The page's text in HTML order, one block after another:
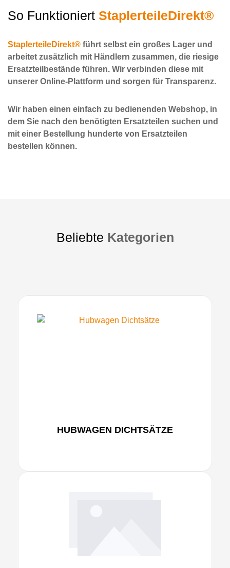
So Funktioniert StaplerteileDirekt®
StaplerteileDirekt® führt selbst ein großes Lager und
arbeitet zusätzlich mit Händlern zusammen, die riesige
Ersatzteilbestände führen. Wir verbinden diese mit
unserer Online-Plattform und sorgen für Transparenz.
Wir haben einen einfach zu bedienenden Webshop, in
dem Sie nach den benötigten Ersatzteilen suchen und
mit einer Bestellung hunderte von Ersatzteilen
bestellen können.
Beliebte Kategorien
HUBWAGEN DICHTSÄTZE